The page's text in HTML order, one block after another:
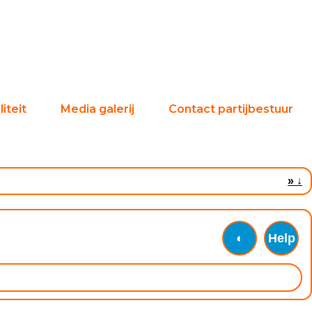
Media galerij Contact partijbestuur
» ↓
◐ Help